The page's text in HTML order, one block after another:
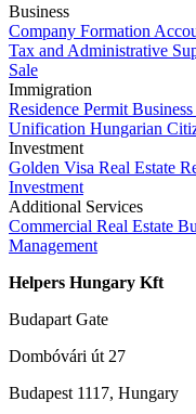
Business
Company Formation
Tax and Administrative
Sale
Immigration
Residence Permit
Unification Hungarian
Investment
Golden Visa Real Estate
Investment
Additional Services
Commercial Real Estate
Management
Helpers Hungary Kft
Budapart Gate
Dombóvári út 27
Budapest 1117, Hungary